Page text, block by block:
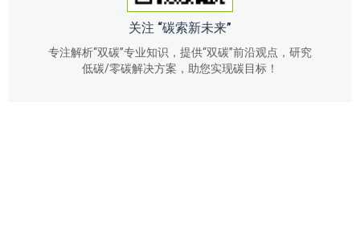
关注 “碳索新未来”
专注解析“双碳”专业知识，提供“双碳”前沿观点，研究
低碳/零碳解决方案，助您实现碳目标！